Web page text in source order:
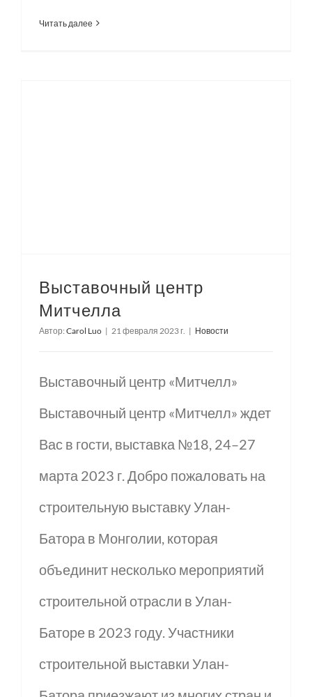
Читать далее
Выставочный центр
Митчелла
Автор: Carol Luo | 21 февраля 2023 г. | Новости
Выставочный центр «Митчелл»
Выставочный центр «Митчелл» ждет
Вас в гости, выставка №18, 24–27
марта 2023 г. Добро пожаловать на
строительную выставку Улан-
Батора в Монголии, которая
объединит несколько мероприятий
строительной отрасли в Улан-
Баторе в 2023 году. Участники
строительной выставки Улан-